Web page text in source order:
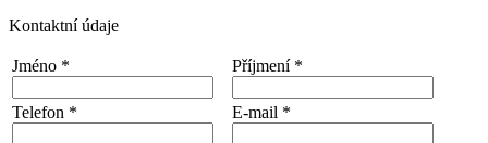
Kontaktní údaje
Jméno * Příjmení *
Telefon * E-mail *